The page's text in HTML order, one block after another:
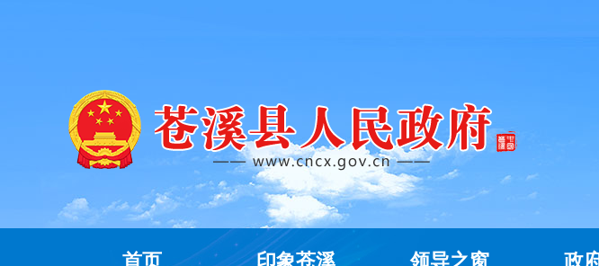
首页 印象苍溪 领导之窗 政